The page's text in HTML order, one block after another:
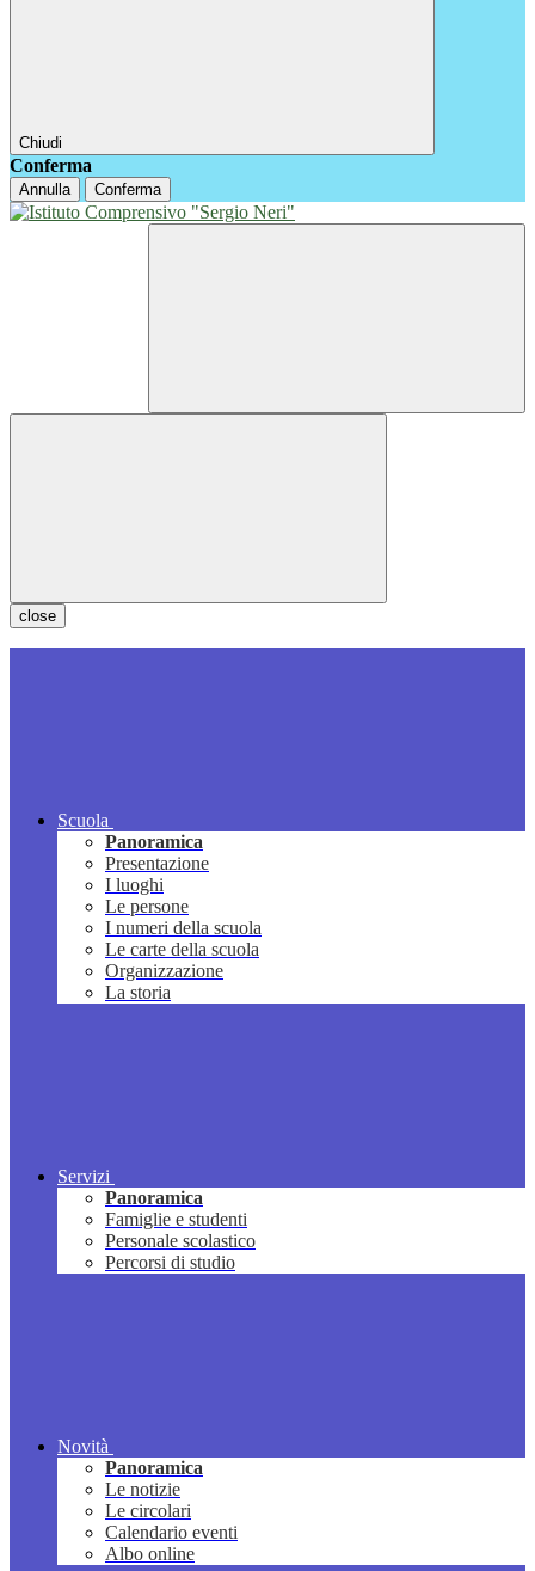
Chiudi
Conferma
Annulla Conferma
close
Scuola
Panoramica
Presentazione
I luoghi
Le persone
I numeri della scuola
Le carte della scuola
Organizzazione
La storia
Servizi
Panoramica
Famiglie e studenti
Personale scolastico
Percorsi di studio
Novità
Panoramica
Le notizie
Le circolari
Calendario eventi
Albo online